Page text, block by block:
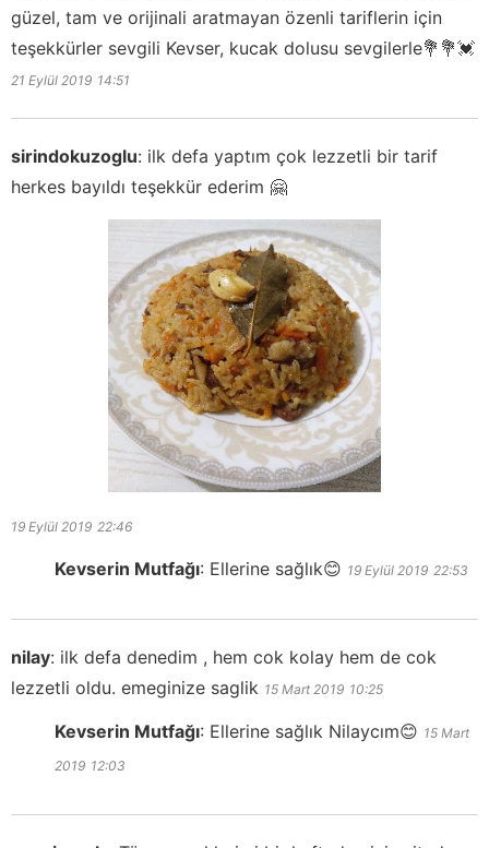
güzel, tam ve orijinali aratmayan özenli tariflerin için
teşekkürler sevgili Kevser, kucak dolusu sevgilerle💐💐💓
21 Eylül 2019 14:51
sirindokuzoglu: ilk defa yaptım çok lezzetli bir tarif
herkes bayıldı teşekkür ederim 🤗
19 Eylül 2019 22:46
Kevserin Mutfağı: Ellerine sağlık😊 19 Eylül 2019 22:53
nilay: ilk defa denedim , hem cok kolay hem de cok
lezzetli oldu. emeginize saglik 15 Mart 2019 10:25
Kevserin Mutfağı: Ellerine sağlık Nilaycım😊 15 Mart
2019 12:03